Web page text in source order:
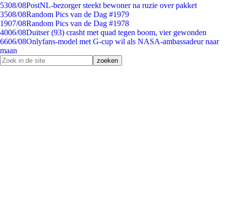
5308/08PostNL-bezorger steekt bewoner na ruzie over pakket
3508/08Random Pics van de Dag #1979
1907/08Random Pics van de Dag #1978
4006/08Duitser (93) crasht met quad tegen boom, vier gewonden
6606/08Onlyfans-model met G-cup wil als NASA-ambassadeur naar
maan